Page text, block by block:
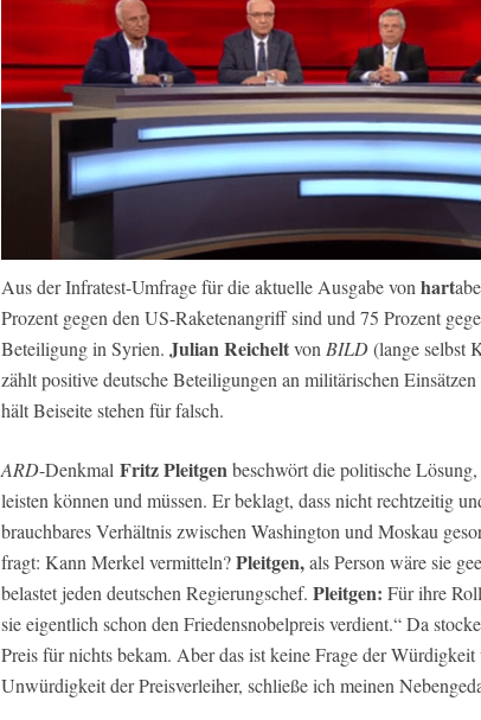
Aus der Infratest-Umfrage für die aktuelle Ausgabe von hart
Prozent gegen den US-Raketenangriff sind und 75 Prozent
Beteiligung in Syrien. Julian Reicheltvon BILD(lange selbst
zählt positive deutsche Beteiligungen an militärischen
hält Beiseite stehen für falsch.
ARD-Denkmal Fritz Pleitgenbeschwört die politische
leisten können und müssen. Er beklagt, dass nicht rechtzeitig
brauchbares Verhältnis zwischen Washington und Moskau
fragt: Kann Merkel vermitteln?Pleitgen,als Person wäre sie
belastet jeden deutschen Regierungschef. Pleitgen: Für ihre
sie eigentlich schon den Friedensnobelpreis verdient.“ Da
Preis für nichts bekam. Aber das ist keine Frage der Würdigkeit
Unwürdigkeit der Preisverleiher, schließe ich meinen